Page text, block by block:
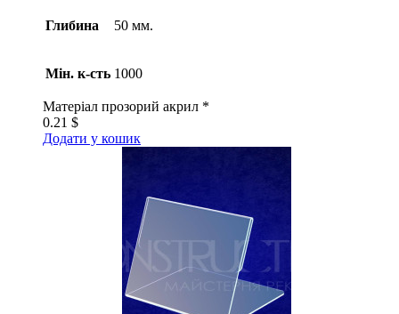
Глибина 50 мм.
Мін. к-сть 1000
Матеріал прозорий акрил *
0.21 $
Додати у кошик